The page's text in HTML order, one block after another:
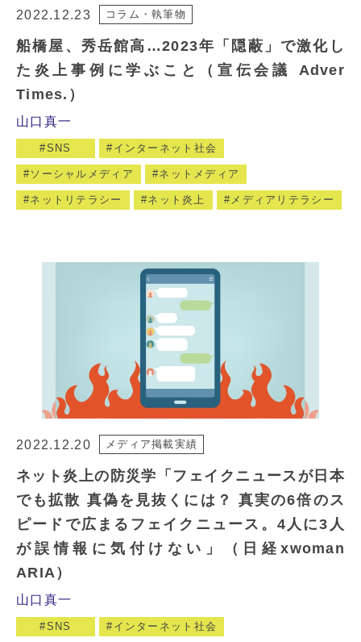
2022.12.23 コラム・執筆物
船橋屋、秀岳館高…2023年「隠蔽」で激化し
た炎上事例に学ぶこと（宣伝会議 Adver
Times.）
山口真一
SNS インターネット社会
ソーシャルメディア ネットメディア
ネットリテラシー ネット炎上 メディアリテラシー
2022.12.20 メディア掲載実績
ネット炎上の防災学「フェイクニュースが日本
でも拡散 真偽を見抜くには？ 真実の6倍のス
ピードで広まるフェイクニュース。4人に3人
が誤情報に気付けない」（日経xwoman
ARIA）
山口真一
SNS インターネット社会